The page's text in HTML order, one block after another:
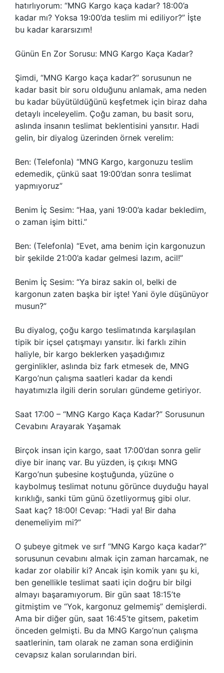
hatırlıyorum: “MNG Kargo kaça kadar? 18:00’a
kadar mı? Yoksa 19:00’da teslim mi ediliyor?” İşte
bu kadar kararsızım!
Günün En Zor Sorusu: MNG Kargo Kaça Kadar?
Şimdi, “MNG Kargo kaça kadar?” sorusunun ne
kadar basit bir soru olduğunu anlamak, ama neden
bu kadar büyütüldüğünü keşfetmek için biraz daha
detaylı inceleyelim. Çoğu zaman, bu basit soru,
aslında insanın teslimat beklentisini yansıtır. Hadi
gelin, bir diyalog üzerinden örnek verelim:
Ben: (Telefonla) “MNG Kargo, kargonuzu teslim
edemedik, çünkü saat 19:00’dan sonra teslimat
yapmıyoruz”
Benim İç Sesim: “Haa, yani 19:00’a kadar bekledim,
o zaman işim bitti.”
Ben: (Telefonla) “Evet, ama benim için kargonuzun
bir şekilde 21:00’a kadar gelmesi lazım, acil!”
Benim İç Sesim: “Ya biraz sakin ol, belki de
kargonun zaten başka bir işte! Yani öyle düşünüyor
musun?”
Bu diyalog, çoğu kargo teslimatında karşılaşılan
tipik bir içsel çatışmayı yansıtır. İki farklı zihin
haliyle, bir kargo beklerken yaşadığımız
gerginlikler, aslında biz fark etmesek de, MNG
Kargo’nun çalışma saatleri kadar da kendi
hayatımızla ilgili derin soruları gündeme getiriyor.
Saat 17:00 – “MNG Kargo Kaça Kadar?” Sorusunun
Cevabını Arayarak Yaşamak
Birçok insan için kargo, saat 17:00’dan sonra gelir
diye bir inanç var. Bu yüzden, iş çıkışı MNG
Kargo’nun şubesine koştuğunda, yüzüne o
kaybolmuş teslimat notunu görünce duyduğu hayal
kırıklığı, sanki tüm günü özetliyormuş gibi olur.
Saat kaç? 18:00! Cevap: “Hadi ya! Bir daha
denemeliyim mi?”
O şubeye gitmek ve sırf “MNG Kargo kaça kadar?”
sorusunun cevabını almak için zaman harcamak, ne
kadar zor olabilir ki? Ancak işin komik yanı şu ki,
ben genellikle teslimat saati için doğru bir bilgi
almayı başaramıyorum. Bir gün saat 18:15’te
gitmiştim ve “Yok, kargonuz gelmemiş” demişlerdi.
Ama bir diğer gün, saat 16:45’te gitsem, paketim
önceden gelmişti. Bu da MNG Kargo’nun çalışma
saatlerinin, tam olarak ne zaman sona erdiğinin
cevapsız kalan sorularından biri.